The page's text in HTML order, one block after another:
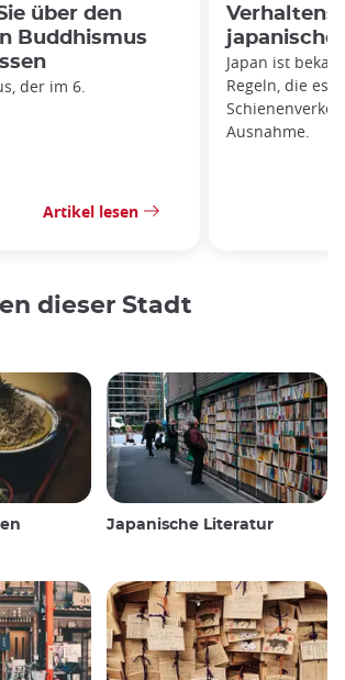
über den
Buddhismus
der im 6.
Artikel lesen
Japan ist
Regeln, die es
Ausnahme.
dieser Stadt
Japanische Literatur